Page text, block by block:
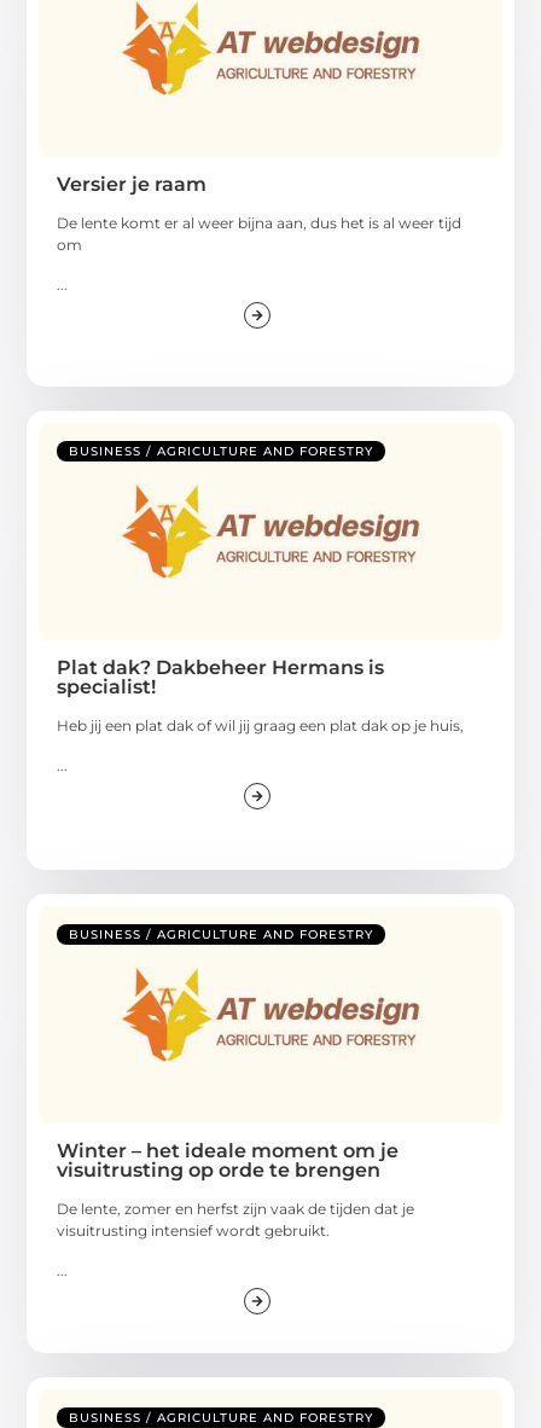
Versier je raam
De lente komt er al weer bijna aan, dus het is al weer tijd
om
BUSINESS / AGRICULTURE AND FORESTRY
Plat dak? Dakbeheer Hermans is
specialist!
Heb jij een plat dak of wil jij graag een plat dak op je huis,
BUSINESS / AGRICULTURE AND FORESTRY
Winter – het ideale moment om je
visuitrusting op orde te brengen
De lente, zomer en herfst zijn vaak de tijden dat je
visuitrusting intensief wordt gebruikt.
BUSINESS / AGRICULTURE AND FORESTRY